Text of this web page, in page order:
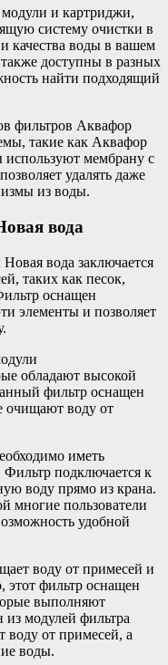
и картриджи,
систему очистки в
качества воды в вашем
доступны в разных
найти подходящий
фильтров Аквафор
такие как Аквафор
мембрану с
удалять даже
из воды.
вода
вода заключается
таких как песок,
оснащен
элементы и позволяет
обладают высокой
фильтр оснащен
очищают воду от
иметь
подключается к
воду прямо из крана.
многие пользователи
удобной
воду от примесей и
этот фильтр оснащен
выполняют
модулей фильтра
воду от примесей, а
воды.